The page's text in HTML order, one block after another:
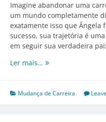
Imagine abandonar uma
um mundo completamente
exatamente isso que Ângela
sucesso, sua trajetória é
em seguir sua verdadeira
Ler mais… Da
o
Mundo
Mudança de Carreira